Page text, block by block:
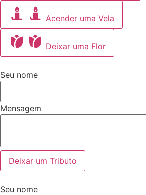
Acender uma Vela
Deixar uma Flor
Seu nome
Mensagem
Deixar um Tributo
Seu nome